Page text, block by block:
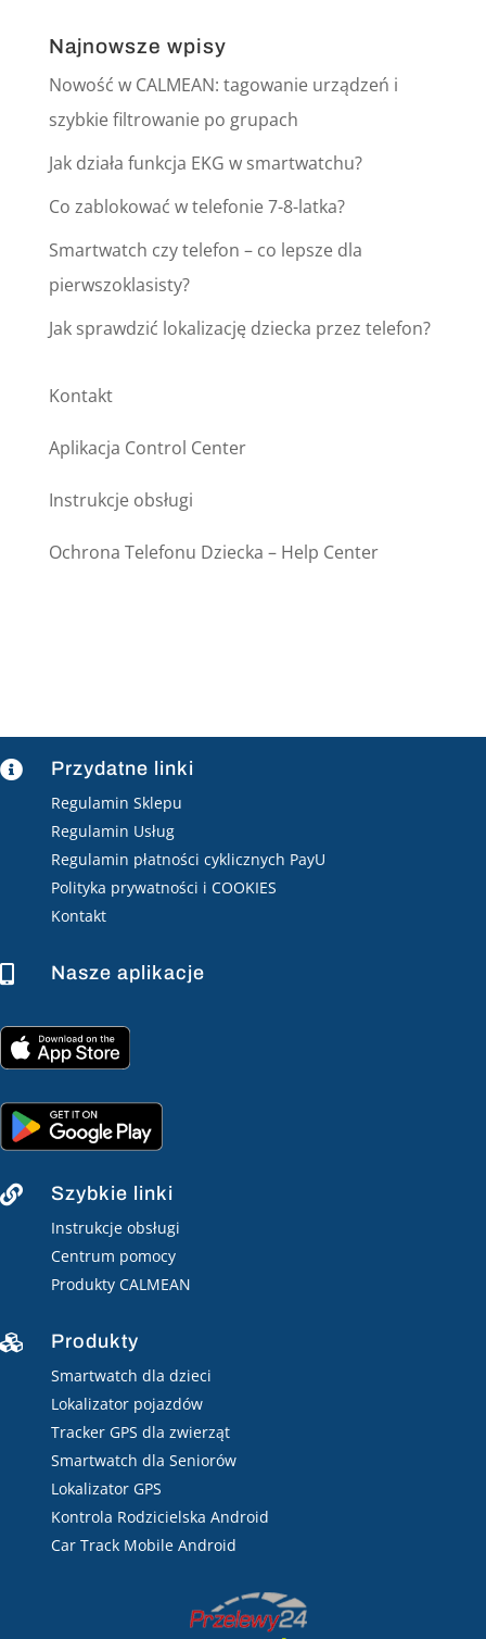
Najnowsze wpisy
Nowość w CALMEAN: tagowanie urządzeń i
szybkie filtrowanie po grupach
Jak działa funkcja EKG w smartwatchu?
Co zablokować w telefonie 7-8-latka?
Smartwatch czy telefon – co lepsze dla
pierwszoklasisty?
Jak sprawdzić lokalizację dziecka przez telefon?
Kontakt
Aplikacja Control Center
Instrukcje obsługi
Ochrona Telefonu Dziecka – Help Center
 Przydatne linki
Regulamin Sklepu
Regulamin Usług
Regulamin płatności cyklicznych PayU
Polityka prywatności i COOKIES
Kontakt
 Nasze aplikacje
 Szybkie linki
Instrukcje obsługi
Centrum pomocy
Produkty CALMEAN
 Produkty
Smartwatch dla dzieci
Lokalizator pojazdów
Tracker GPS dla zwierząt
Smartwatch dla Seniorów
Lokalizator GPS
Kontrola Rodzicielska Android
Car Track Mobile Android